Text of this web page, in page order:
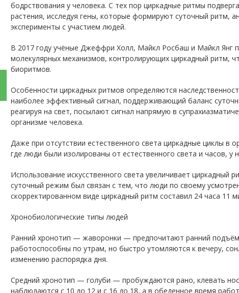
бодрствования у человека. С тех пор циркадные ритмы
растения, исследуя гены, которые формируют суточный ритм,
эксперименты с участием людей.
В 2017 году учёные Джеффри Холл, Майкл Росбаш и Майкл Янг
молекулярных механизмов, контролирующих циркадный ритм,
биоритмов.
Особенности циркадных ритмов определяются
наиболее эффективный сигнал, поддерживающий баланс
реагируя на свет, посылают сигнал напрямую в
организме человека.
Даже при отсутствии естественного света циркадные циклы в
где люди были изолированы от естественного света и часов,
Использование искусственного света увеличивает
суточный режим был связан с тем, что люди по своему
скорректированном виде циркадный ритм составил 24 часа 11
Хронобиологические типы людей
Ранний хронотип — жаворонки — предпочитают ранний
работоспособны по утрам, но быстро утомляются к вечеру,
изменению распорядка дня.
Средний хронотип — голуби — пробуждаются рано, клевать
наблюдаются с 10 до 12 и с 16 до 18, а в обеденное время